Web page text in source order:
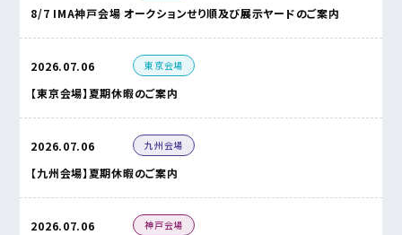
8/7 IMA神戸会場 オークションせり順及び展示ヤードのご案内
2026.07.06 東京会場
【東京会場】夏期休暇のご案内
2026.07.06 九州会場
【九州会場】夏期休暇のご案内
2026.07.06 神戸会場